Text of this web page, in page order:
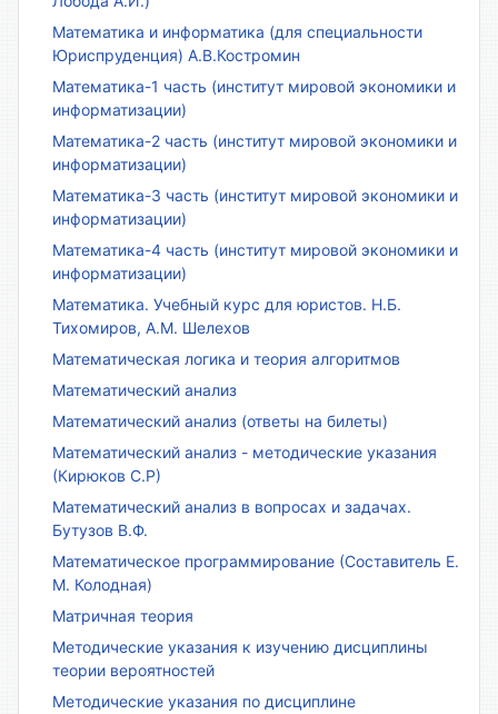
Математика и информатика (для специальности
Юриспруденция) А.В.Костромин
Математика-1 часть (институт мировой экономики и
информатизации)
Математика-2 часть (институт мировой экономики и
информатизации)
Математика-3 часть (институт мировой экономики и
информатизации)
Математика-4 часть (институт мировой экономики и
информатизации)
Математика. Учебный курс для юристов. Н.Б.
Тихомиров, А.М. Шелехов
Математическая логика и теория алгоритмов
Математический анализ
Математический анализ (ответы на билеты)
Математический анализ - методические указания
(Кирюков С.Р)
Математический анализ в вопросах и задачах.
Бутузов В.Ф.
Математическое программирование (Составитель Е.
М. Колодная)
Матричная теория
Методические указания к изучению дисциплины
теории вероятностей
Методические указания по дисциплине